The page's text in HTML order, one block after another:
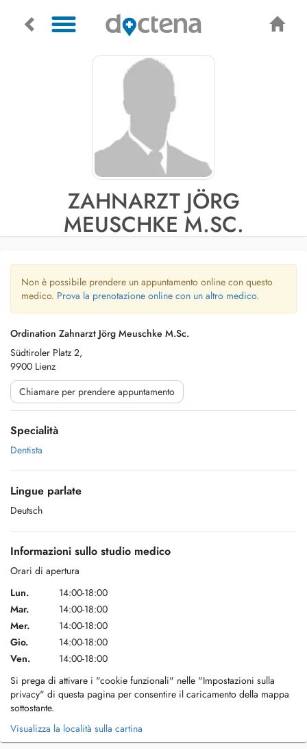
ZAHNARZT JÖRG
MEUSCHKE M.SC.
Non è possibile prendere un appuntamento online con questo
medico. Prova la prenotazione online con un altro medico.
Ordination Zahnarzt Jörg Meuschke M.Sc.
Südtiroler Platz 2,
9900 Lienz
Chiamare per prendere appuntamento
Specialità
Dentista
Lingue parlate
Deutsch
Informazioni sullo studio medico
Orari di apertura
Lun.
14:00-18:00
Mar.
14:00-18:00
Mer.
14:00-18:00
Gio.
14:00-18:00
Ven.
14:00-18:00
Si prega di attivare i "cookie funzionali" nelle "Impostazioni sulla
privacy" di questa pagina per consentire il caricamento della mappa
sottostante.
Visualizza la località sulla cartina